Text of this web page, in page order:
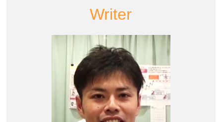
Writer